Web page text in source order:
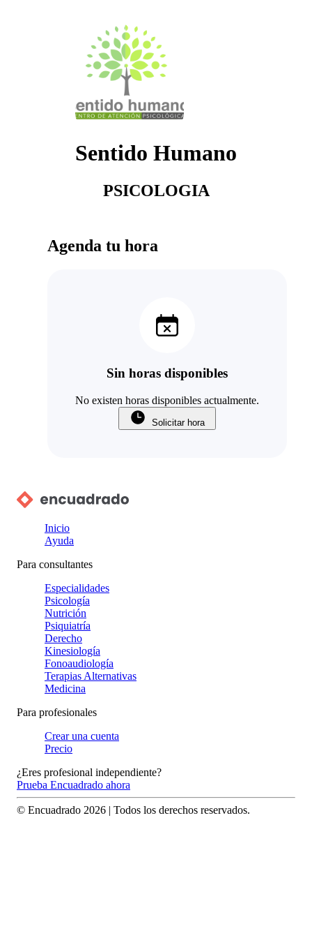
Sentido Humano
PSICOLOGIA
Agenda tu hora
Sin horas disponibles
No existen horas disponibles actualmente.
Solicitar hora
Inicio
Ayuda
Para consultantes
Especialidades
Psicología
Nutrición
Psiquiatría
Derecho
Kinesiología
Fonoaudiología
Terapias Alternativas
Medicina
Para profesionales
Crear una cuenta
Precio
¿Eres profesional independiente?
Prueba Encuadrado ahora
© Encuadrado 2026 | Todos los derechos reservados.